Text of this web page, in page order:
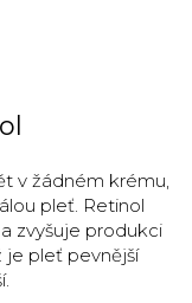
v žádném krému,
pleť. Retinol
zvyšuje produkci
je pleť pevnější